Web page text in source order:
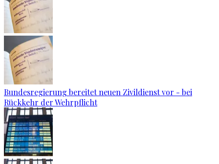
Bundesregierung bereitet neuen Zivildienst vor - bei
Rückkehr der Wehrpflicht